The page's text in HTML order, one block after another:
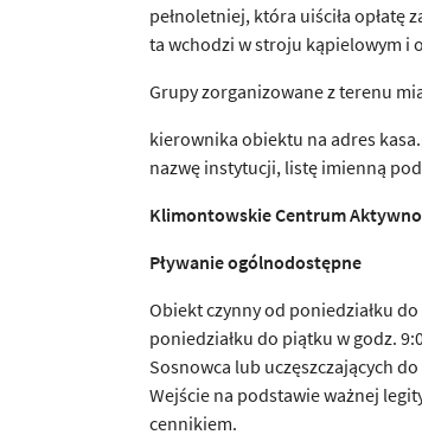
pełnoletniej, która uiściła opłatę
ta wchodzi w stroju kąpielowym i
Grupy zorganizowane z terenu
kierownika obiektu na adres
nazwę instytucji, listę imienną
Klimontowskie Centrum Aktywno
Pływanie ogólnodostępne
Obiekt czynny od poniedziałku
poniedziałku do piątku w godz.
Sosnowca lub uczęszczających
Wejście na podstawie ważnej
cennikiem.